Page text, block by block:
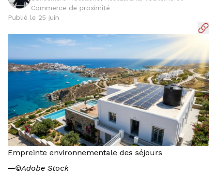
Commerce de proximité
Publié le 25 juin
Empreinte environnementale des séjours
―©Adobe Stock